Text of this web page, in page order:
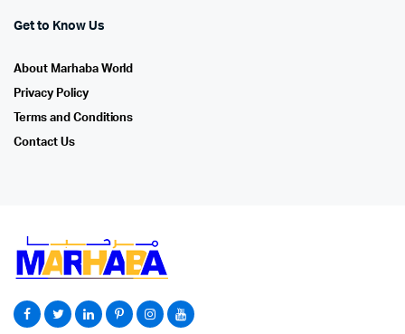
Get to Know Us
About Marhaba World
Privacy Policy
Terms and Conditions
Contact Us